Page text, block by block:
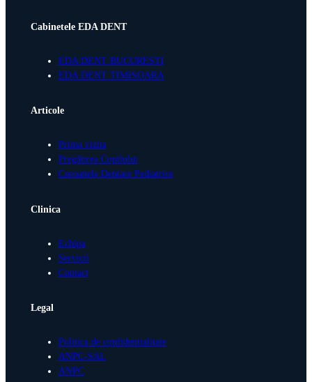
Cabinetele EDA DENT
EDA DENT BUCURESTI
EDA DENT TIMISOARA
Articole
Prima vizita
Pregătirea Copilului
Coroanele Dentare Pediatrice
Clinica
Echipa
Servicii
Contact
Legal
Politica de confidentialitate
ANPC-SAL
ANPC